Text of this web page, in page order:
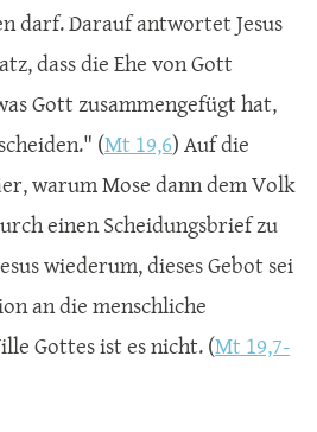
darf. Darauf antwortet Jesus
dass die Ehe von Gott
Gott zusammengefügt hat,
(Mt 19,6) Auf die
warum Mose dann dem Volk
einen Scheidungsbrief zu
wiederum, dieses Gebot sei
an die menschliche
Gottes ist es nicht. (Mt 19,7-